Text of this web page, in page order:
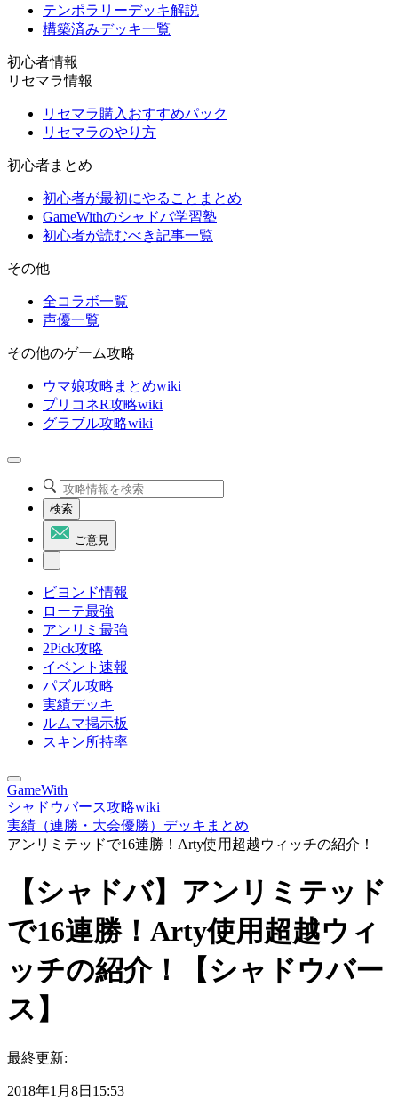
テンポラリーデッキ解説
構築済みデッキ一覧
初心者情報
リセマラ情報
リセマラ購入おすすめパック
リセマラのやり方
初心者まとめ
初心者が最初にやることまとめ
GameWithのシャドバ学習塾
初心者が読むべき記事一覧
その他
全コラボ一覧
声優一覧
その他のゲーム攻略
ウマ娘攻略まとめwiki
プリコネR攻略wiki
グラブル攻略wiki
検索
ご意見
ビヨンド情報
ローテ最強
アンリミ最強
2Pick攻略
イベント速報
パズル攻略
実績デッキ
ルムマ掲示板
スキン所持率
GameWith
シャドウバース攻略wiki
実績（連勝・大会優勝）デッキまとめ
アンリミテッドで16連勝！Arty使用超越ウィッチの紹介！
【シャドバ】アンリミテッド
で16連勝！Arty使用超越ウィ
ッチの紹介！【シャドウバー
ス】
最終更新:
2018年1月8日15:53